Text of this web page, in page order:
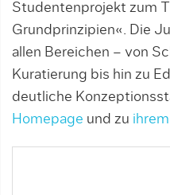
Studentenprojekt zum
Grundprinzipien«. Die
allen Bereichen – von
Kuratierung bis hin zu
deutliche
Homepage und zu